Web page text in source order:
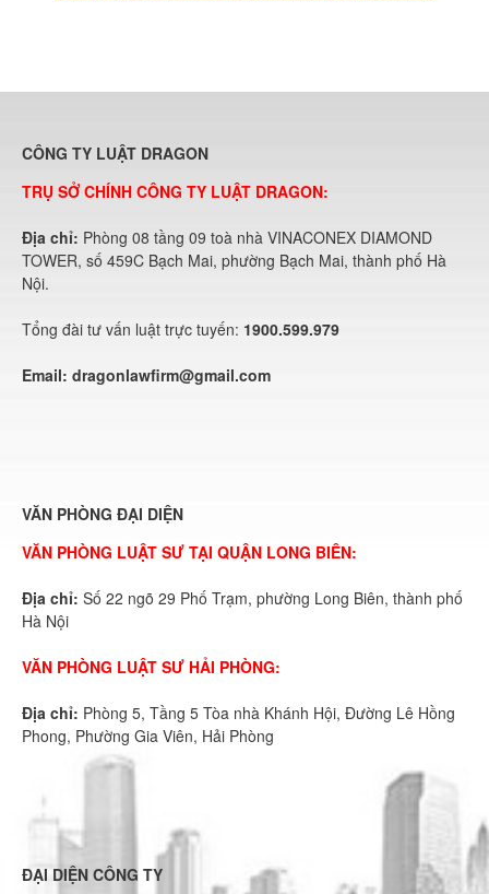
CÔNG TY LUẬT DRAGON
TRỤ SỞ CHÍNH CÔNG TY LUẬT DRAGON:
Địa chỉ: Phòng 08 tầng 09 toà nhà VINACONEX DIAMOND
TOWER, số 459C Bạch Mai, phường Bạch Mai, thành phố Hà
Nội.
Tổng đài tư vấn luật trực tuyến: 1900.599.979
Email: dragonlawfirm@gmail.com
VĂN PHÒNG ĐẠI DIỆN
VĂN PHÒNG LUẬT SƯ TẠI QUẬN LONG BIÊN:
Địa chỉ: Số 22 ngõ 29 Phố Trạm, phường Long Biên, thành phố
Hà Nội
VĂN PHÒNG LUẬT SƯ HẢI PHÒNG:
Địa chỉ: Phòng 5, Tầng 5 Tòa nhà Khánh Hội, Đường Lê Hồng
Phong, Phường Gia Viên, Hải Phòng
ĐẠI DIỆN CÔNG TY